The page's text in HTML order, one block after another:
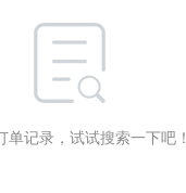
单记录，试试搜索一下吧！